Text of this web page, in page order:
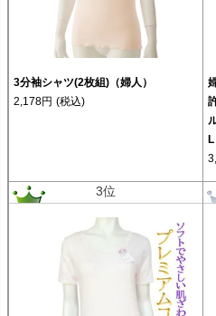
3分袖シャツ(2枚組)（婦人）
2,178円 (税込)
L
3位